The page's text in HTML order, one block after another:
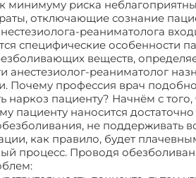
минимуму риска
отключающие сознание
реаниматолога
специфические особенности
веществ,
анестезиолог-реаниматолог
Почему профессия врач
наркоз пациенту? Начнём с
пациенту наносится
не
как правило, будет
процесс. Проводя